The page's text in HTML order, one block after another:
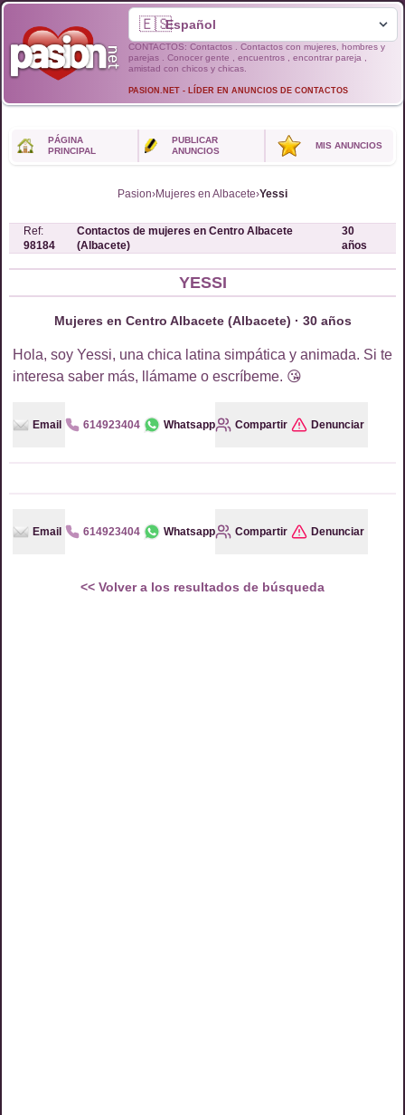
🇪🇸
CONTACTOS: Contactos . Contactos con mujeres, hombres y
parejas . Conocer gente , encuentros , encontrar pareja ,
amistad con chicos y chicas.
PASION.NET - LÍDER EN ANUNCIOS DE CONTACTOS
PÁGINA
PRINCIPAL
PUBLICAR
ANUNCIOS
MIS ANUNCIOS
Pasion›Mujeres en Albacete›Yessi
Ref:
98184
Contactos de mujeres enCentro Albacete
(Albacete)
30
años
YESSI
Mujeres en Centro Albacete (Albacete) · 30 años
Hola, soy Yessi, una chica latina simpática y animada. Si te
interesa saber más, llámame o escríbeme. 😘
Email 614923404 Whatsapp Compartir Denunciar
Email 614923404 Whatsapp Compartir Denunciar
<< Volver a los resultados de búsqueda